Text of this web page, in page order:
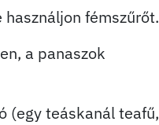
fémszűrőt.
a panaszok
(egy teáskanál teafű,